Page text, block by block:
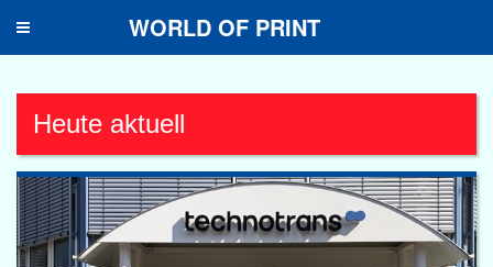
Toggle
WORLD OF PRINT
Heute aktuell